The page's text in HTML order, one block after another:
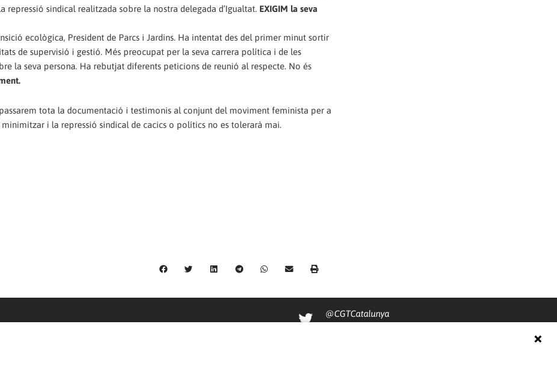
repressió sindical realitzada sobre la nostra delegada d’Igualtat. EXIGIM la seva
ecològica, President de Parcs i Jardins. Ha intentat des del primer minut sortir
de supervisió i gestió. Més preocupat per la seva carrera política i de les
la seva persona. Ha rebutjat diferents peticions de reunió al respecte. No és
tota la documentació i testimonis al conjunt del moviment feminista per a
i la repressió sindical de cacics o polítics no es tolerarà mai.
@CGTCatalunya